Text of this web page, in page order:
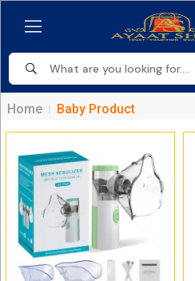
Home Baby Product